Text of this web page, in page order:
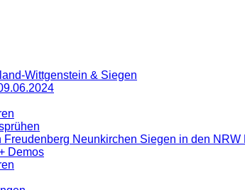
Wittgenstein & Siegen
Freudenberg Neunkirchen Siegen in den NRW
Demos